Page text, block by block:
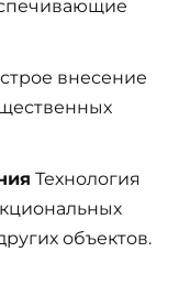
внесение
Технология
объектов.